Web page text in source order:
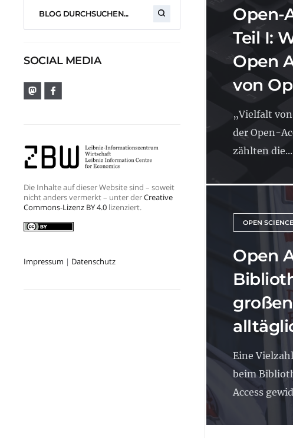
Open-
Teil I:
Open
von
„Vielfalt
der Open-
zählten die...
OPEN SCIENCE
Open
Eine
beim
Access
SOCIAL MEDIA
Die Inhalte auf dieser Website sind – soweit
nicht anders vermerkt – unter derCreative
Commons-Lizenz BY 4.0 lizenziert.
Impressum | Datenschutz